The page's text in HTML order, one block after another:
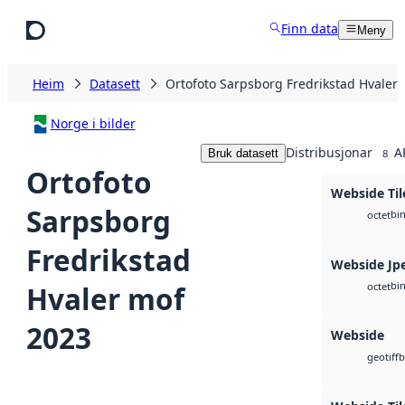
Finn data Meny
Heim Datasett Ortofoto Sarpsborg Fredrikstad Hvaler
Norge i bilder
Ortofoto
Sarpsborg
Fredrikstad
Hvaler mof
2023
Bruk datasett Distribusjonar 8
Webside
octetbin
Webside
octetbin
Webside
geotiff